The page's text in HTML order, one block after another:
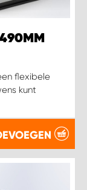
flexibele
kunt